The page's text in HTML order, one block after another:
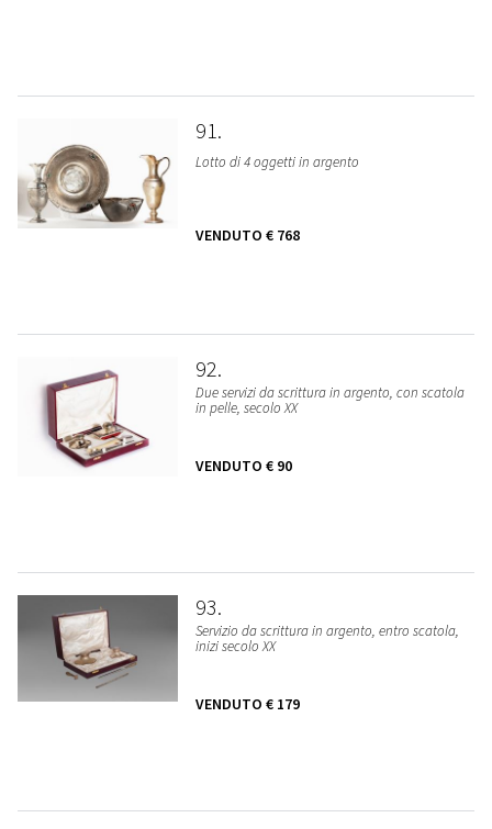
91
Lotto di 4 oggetti in argento
VENDUTO € 768
92
Due servizi da scrittura in argento, con scatola
in pelle, secolo XX
VENDUTO € 90
93
Servizio da scrittura in argento, entro scatola,
inizi secolo XX
VENDUTO € 179